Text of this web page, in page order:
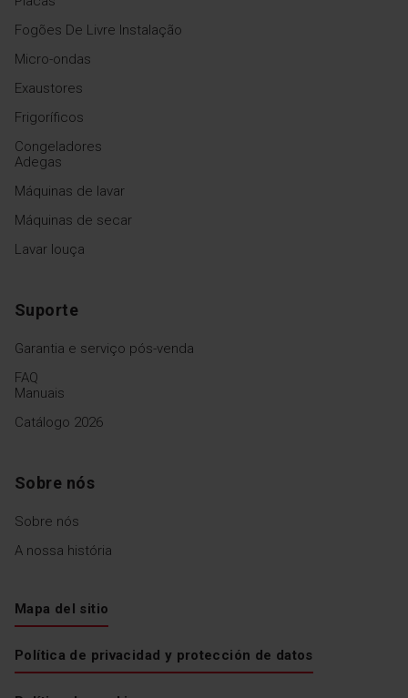
Fogões De Livre Instalação
Micro-ondas
Exaustores
Frigoríficos
Congeladores
Adegas
Máquinas de lavar
Máquinas de secar
Lavar louça
Suporte
Garantia e serviço pós-venda
FAQ
Manuais
Catálogo 2026
Sobre nós
Sobre nós
A nossa história
Mapa del sitio
Política de privacidad y protección de datos